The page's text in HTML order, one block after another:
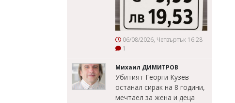
06/08/2026, Четвъртък 16:28
1
Михаил ДИМИТРОВ
Убитият Георги Кузев
останал сирак на 8 години,
мечтаел за жена и деца